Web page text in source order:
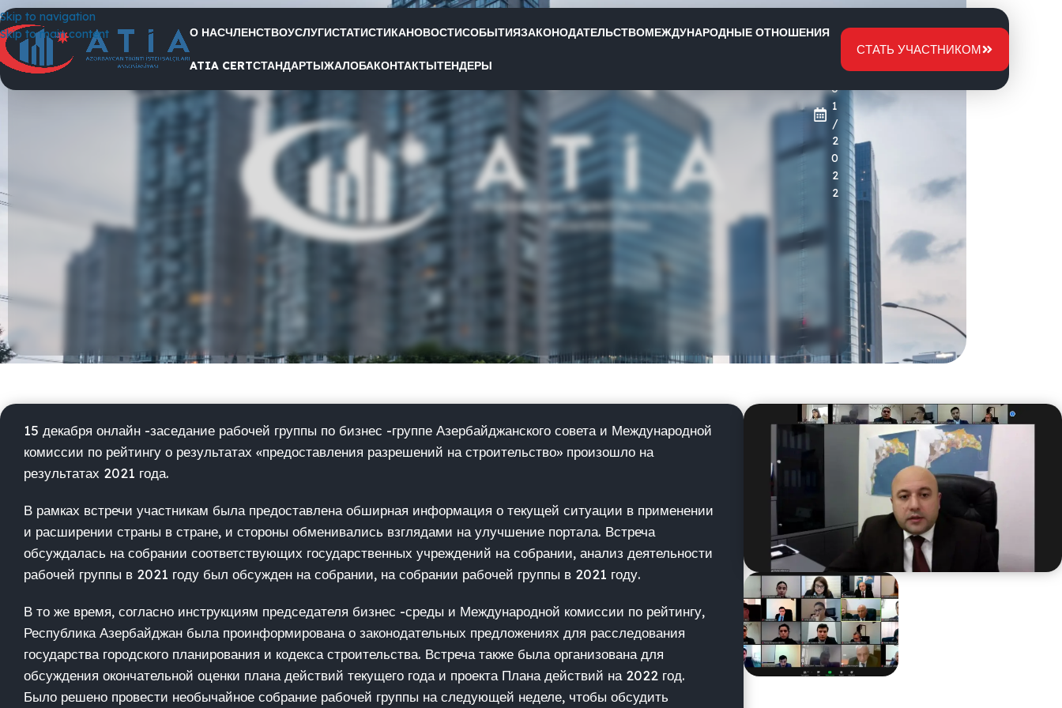
Skip to navigation
Skip to main content
О НАСЧЛЕНСТВОУСЛУГИСТАТИСТИКАНОВОСТИСОБЫТИЯЗАКОНОДАТЕЛЬСТВОМЕЖДУНАРОДНЫЕ ОТНОШЕНИЯ
ATIA CERTСТАНДАРТЫЖАЛОБАКОНТАКТЫТЕНДЕРЫ
СТАТЬ УЧАСТНИКОМ
Состоялось заседание, посвященное итогам 2021 года рабочей группы по «Выдаче разрешений на строительство»
0
1
/
2
0
2
2
15 декабря онлайн -заседание рабочей группы по бизнес -группе Азербайджанского совета и Международной
комиссии по рейтингу о результатах «предоставления разрешений на строительство» произошло на
результатах 2021 года.
В рамках встречи участникам была предоставлена обширная информация о текущей ситуации в применении
и расширении страны в стране, и стороны обменивались взглядами на улучшение портала. Встреча
обсуждалась на собрании соответствующих государственных учреждений на собрании, анализ деятельности
рабочей группы в 2021 году был обсужден на собрании, на собрании рабочей группы в 2021 году.
В то же время, согласно инструкциям председателя бизнес -среды и Международной комиссии по рейтингу,
Республика Азербайджан была проинформирована о законодательных предложениях для расследования
государства городского планирования и кодекса строительства. Встреча также была организована для
обсуждения окончательной оценки плана действий текущего года и проекта Плана действий на 2022 год.
Было решено провести необычайное собрание рабочей группы на следующей неделе, чтобы обсудить